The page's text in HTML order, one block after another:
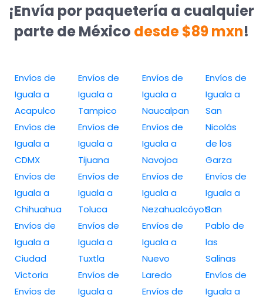
¡Envía por paquetería a cualquier
parte de México desde $89 mxn!
Envíos de
Iguala a
Acapulco
Envíos de
Iguala a
CDMX
Envíos de
Iguala a
Chihuahua
Envíos de
Iguala a
Ciudad
Victoria
Envíos de
Envíos de
Iguala a
Tampico
Envíos de
Iguala a
Tijuana
Envíos de
Iguala a
Toluca
Envíos de
Iguala a
Tuxtla
Envíos de
Iguala a
Envíos de
Iguala a
Naucalpan
Envíos de
Iguala a
Navojoa
Envíos de
Iguala a
Nezahualcóyotl
Envíos de
Iguala a
Nuevo
Laredo
Envíos de
Envíos de
Iguala a
San
Nicolás
de los
Garza
Envíos de
Iguala a
San
Pablo de
las
Salinas
Envíos de
Iguala a